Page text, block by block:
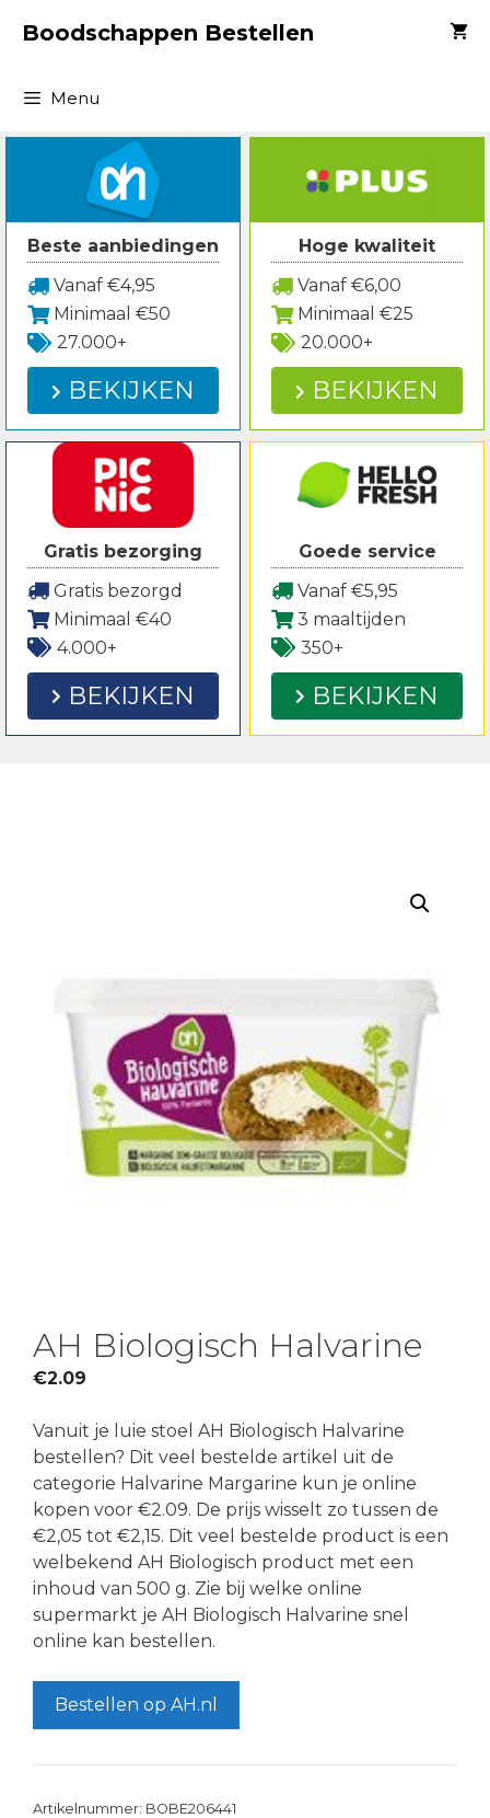
naarBoodschappen Bestellen
Menu
Beste aanbiedingen
Vanaf €4,95
Minimaal €50
27.000+
BEKIJKEN
Hoge kwaliteit
Vanaf €6,00
Minimaal €25
20.000+
BEKIJKEN
Gratis bezorging
Gratis bezorgd
Minimaal €40
4.000+
BEKIJKEN
Goede service
Vanaf €5,95
3 maaltijden
350+
BEKIJKEN
AH Biologisch Halvarine
€2.09
Vanuit je luie stoel AH Biologisch Halvarine
bestellen? Dit veel bestelde artikel uit de
categorie Halvarine Margarine kun je online
kopen voor €2.09. De prijs wisselt zo tussen de
€2,05 tot €2,15. Dit veel bestelde product is een
welbekend AH Biologisch product met een
inhoud van 500 g. Zie bij welke online
supermarkt je AH Biologisch Halvarine snel
online kan bestellen.
Bestellen op AH.nl
Artikelnummer: BOBE206441